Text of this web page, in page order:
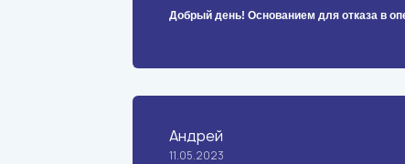
Добрый день! Основанием для отказа в
Андрей
11.05.2023